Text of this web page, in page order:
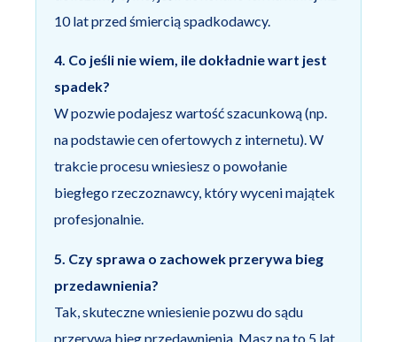
10 lat przed śmiercią spadkodawcy.
4. Co jeśli nie wiem, ile dokładnie wart jest
spadek?
W pozwie podajesz wartość szacunkową (np.
na podstawie cen ofertowych z internetu). W
trakcie procesu wniesiesz o powołanie
biegłego rzeczoznawcy, który wyceni majątek
profesjonalnie.
5. Czy sprawa o zachowek przerywa bieg
przedawnienia?
Tak, skuteczne wniesienie pozwu do sądu
przerywa bieg przedawnienia. Masz na to 5 lat